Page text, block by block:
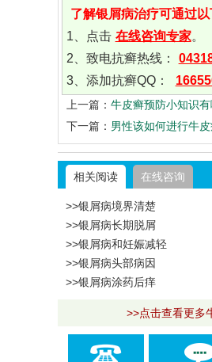
了解银屑病治疗可通过以
1、点击 在线咨询专家。
2、致电抗癣热线：
3、添加抗癣QQ：
上一篇： 牛皮癣预防小知识
下一篇： 男性该如何进行牛
相关阅读 在线咨询
>>银屑病境界清楚
>>银屑病长期脱屑
>>银屑病和妊娠减轻
>>银屑病头部病因
>>银屑病涂药后痒
>>点击查看更多